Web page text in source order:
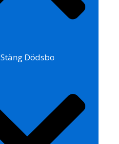
Stäng Dödsbo